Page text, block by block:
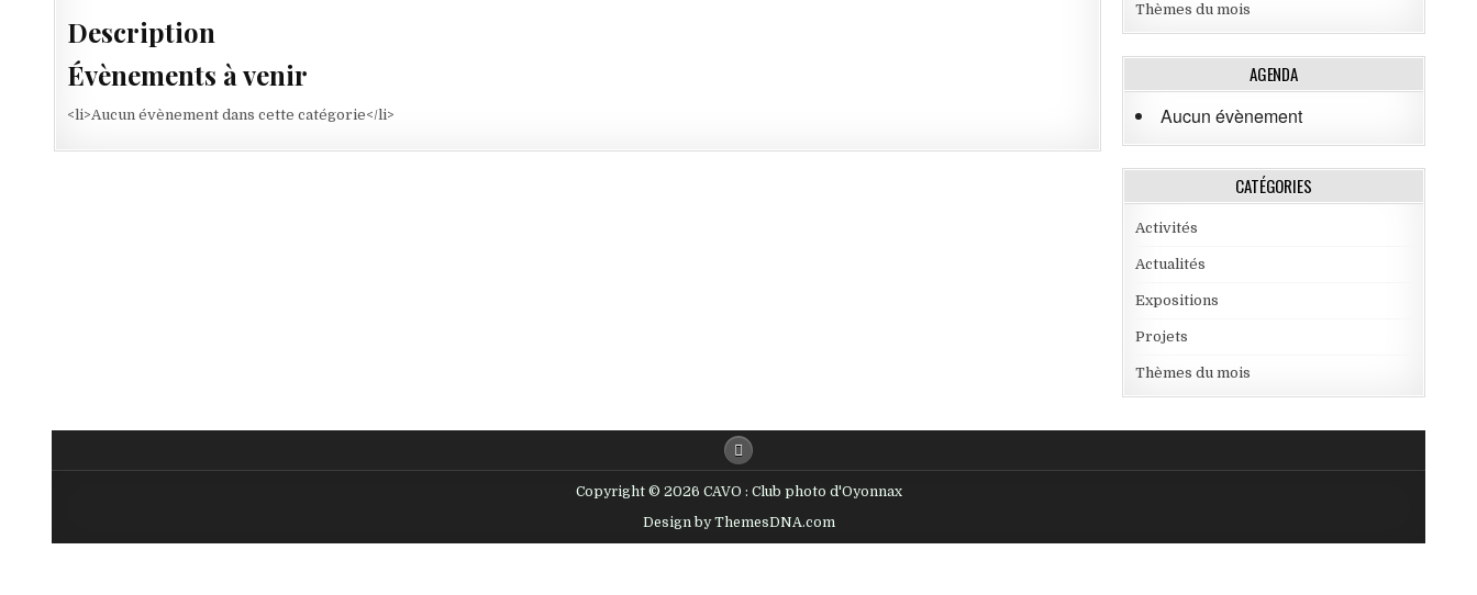
Description
Évènements à venir
<li>Aucun évènement dans cette catégorie</li>
Thèmes du mois
AGENDA
Aucun évènement
CATÉGORIES
Activités
Actualités
Expositions
Projets
Thèmes du mois
Copyright © 2026 CAVO : Club photo d'Oyonnax
Design by ThemesDNA.com